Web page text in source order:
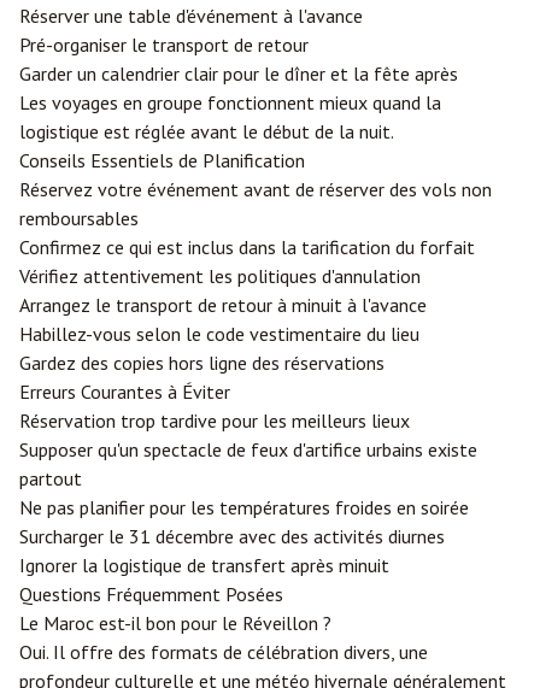
Réserver une table d'événement à l'avance
Pré-organiser le transport de retour
Garder un calendrier clair pour le dîner et la fête après
Les voyages en groupe fonctionnent mieux quand la
logistique est réglée avant le début de la nuit.
Conseils Essentiels de Planification
Réservez votre événement avant de réserver des vols non
remboursables
Confirmez ce qui est inclus dans la tarification du forfait
Vérifiez attentivement les politiques d'annulation
Arrangez le transport de retour à minuit à l'avance
Habillez-vous selon le code vestimentaire du lieu
Gardez des copies hors ligne des réservations
Erreurs Courantes à Éviter
Réservation trop tardive pour les meilleurs lieux
Supposer qu'un spectacle de feux d'artifice urbains existe
partout
Ne pas planifier pour les températures froides en soirée
Surcharger le 31 décembre avec des activités diurnes
Ignorer la logistique de transfert après minuit
Questions Fréquemment Posées
Le Maroc est-il bon pour le Réveillon ?
Oui. Il offre des formats de célébration divers, une
profondeur culturelle et une météo hivernale généralement